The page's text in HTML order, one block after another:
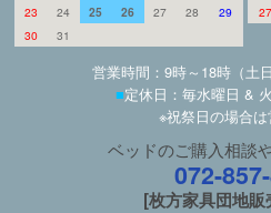
23
24 25 26 27 28
29
30
31
27
営業時間：9時～18時（土
■定休日：毎水曜日 &
※祝祭日の場合
ベッドのご購入相談
072-
[枚方家具団地